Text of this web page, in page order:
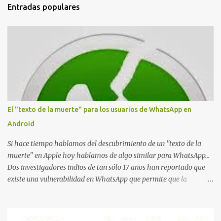
o
s
Entradas populares
El "texto de la muerte" para los usuarios de WhatsApp en
Android
Si hace tiempo hablamos del descubrimiento de un "texto de la
muerte" en Apple hoy hablamos de algo similar para WhatsApp...
Dos investigadores indios de tan sólo 17 años han reportado que
existe una vulnerabilidad en WhatsApp que permite que la
La vulnerabilidad ha sido probada y funciona correctamente en la